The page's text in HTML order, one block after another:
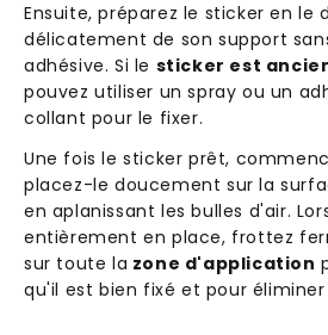
Ensuite, préparez le sticker en le
délicatement de son support
adhésive. Si le sticker est
pouvez utiliser un spray ou un
collant pour le fixer.
Une fois le sticker prêt,
placez-le doucement sur la
en aplanissant les bulles d'air.
entièrement en place, frottez
sur toute la zone d'application
qu'il est bien fixé et pour